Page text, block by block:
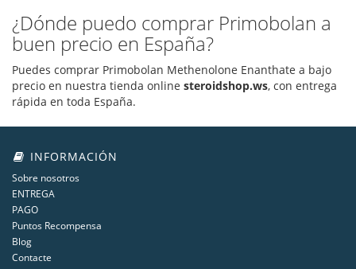
¿Dónde puedo comprar Primobolan a
buen precio en España?
Puedes comprar Primobolan Methenolone Enanthate a bajo
precio en nuestra tienda online steroidshop.ws, con entrega
rápida en toda España.
INFORMACIÓN
Sobre nosotros
ENTREGA
PAGO
Puntos Recompensa
Blog
Contacte